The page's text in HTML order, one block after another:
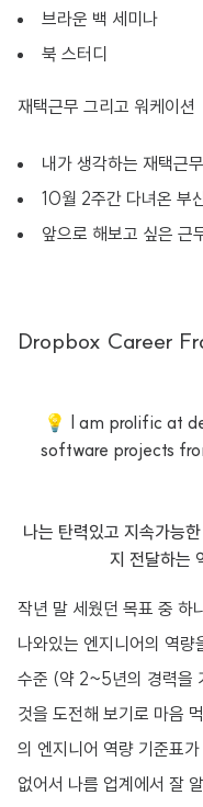
브라운 백 세미나
북 스터디
재택근무 그리고 워케이션
내가 생각하는 재택근
10월 2주간 다녀온 부
앞으로 해보고 싶은 근
Dropbox Career
💡 I am prolific at
software projects
나는 탄력있고 지속가능
지 전달하는
작년 말 세웠던 목표 중 하
나와있는 엔지니어의 역량
수준 (약 2~5년의 경력을
것을 도전해 보기로 마음
의 엔지니어 역량 기준표
없어서 나름 업계에서 잘